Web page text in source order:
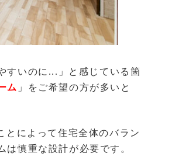
すいのに...」と感じている箇
ム 」をご希望の方が多いと
によって住宅全体のバラン
慎重な設計が必要です。